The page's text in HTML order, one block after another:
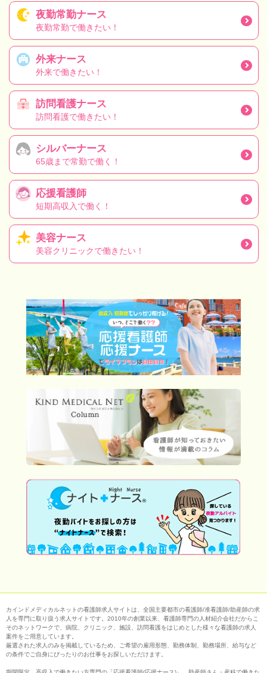
夜勤常勤ナース
夜勤常勤で働きたい！
外来ナース
外来で働きたい！
訪問看護ナース
訪問看護で働きたい！
シルバーナース
65歳まで常勤で働く！
応援看護師
短期高収入で働く！
美容ナース
美容クリニックで働きたい！
カインドメディカルネットの看護師求人サイトは、全国主要都市の看護師/准看護師/助産師の求
人を専門に取り扱う求人サイトです。2010年の創業以来、看護師専門の人材紹介会社だからこ
そのネットワークで、病院、クリニック、施設、訪問看護をはじめとした様々な看護師の求人
案件をご用意しています。
厳選された求人のみを掲載しているため、ご希望の雇用形態、勤務体制、勤務場所、給与など
の条件でご自身にぴったりのお仕事をお探しいただけます。